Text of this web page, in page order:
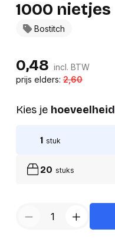
Bostitch
1000 nietjes
0,48 incl. BTW
prijs elders:2,60
Kies je hoeveelheid
1 stuk
20 stuks